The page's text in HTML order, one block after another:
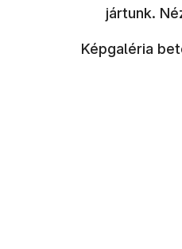
jártunk.
Képgaléria